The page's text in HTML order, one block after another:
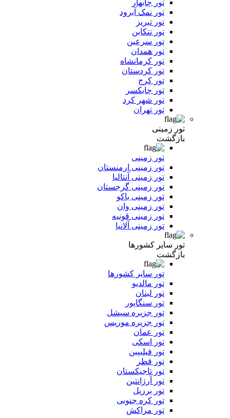
تور چابهار
تور نمک آبرود
تور تبریز
تور تنکابن
تور سرعین
تور همدان
تور کرمانشاه
تور کردستان
تور کرج
تور چابکسر
تور شهر کرد
تور تهران
تور زمینی
بازگشت
تور زمینی
تور زمینی ارمنستان
تور زمینی آنتالیا
تور زمینی گرجستان
تور زمینی باکو
تور زمینی وان
تور زمینی قونیه
تور زمینی آلانیا
تور سایر کشورها
بازگشت
تور سایر کشورها
تور مالدیو
تور لبنان
تور سنگاپور
تور جزیره سیشل
تور جزیره موریس
تور عمان
تور اسکی
تور فیلیپین
تور قطر
تور تاجیکستان
تور آرژانتین
تور برزیل
تور کره جنوبی
تور مراکش